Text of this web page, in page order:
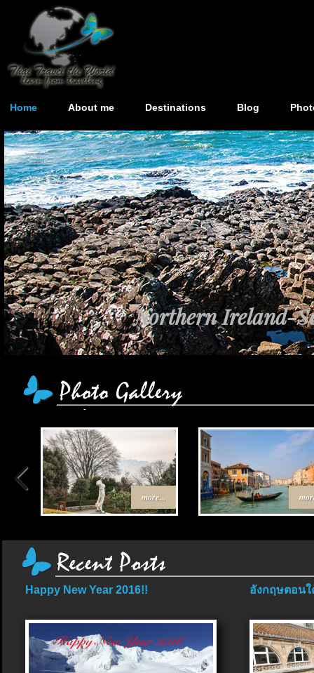
Home About me Destinations Blog
Northern Ireland-
more...
Happy New Year 2016!! อังกฤษตอนใ